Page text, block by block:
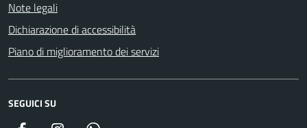
Note legali
Dichiarazione di accessibilità
Piano di miglioramento dei servizi
SEGUICI SU